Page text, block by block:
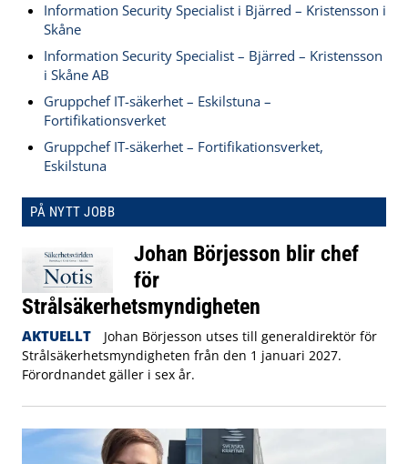
Information Security Specialist i Bjärred – Kristensson i
Skåne
Information Security Specialist – Bjärred – Kristensson
i Skåne AB
Gruppchef IT-säkerhet – Eskilstuna –
Fortifikationsverket
Gruppchef IT-säkerhet – Fortifikationsverket,
Eskilstuna
PÅ NYTT JOBB
Johan Börjesson blir chef
för
Strålsäkerhetsmyndigheten
AKTUELLT
Johan Börjesson utses till generaldirektör för
Strålsäkerhetsmyndigheten från den 1 januari 2027.
Förordnandet gäller i sex år.